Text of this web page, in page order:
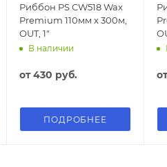
Риббон PS CW518 Wax
Premium 110мм х 300м,
OUT, 1"
В наличии
от430 руб.
ПОДРОБНЕЕ